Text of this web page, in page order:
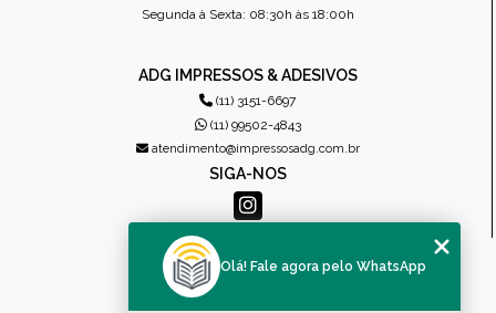
Segunda à Sexta: 08:30h às 18:00h
ADG IMPRESSOS & ADESIVOS
(11) 3151-6697
(11) 99502-4843
atendimento@impressosadg.com.br
SIGA-NOS
MENU
Olá! Fale agora pelo WhatsApp